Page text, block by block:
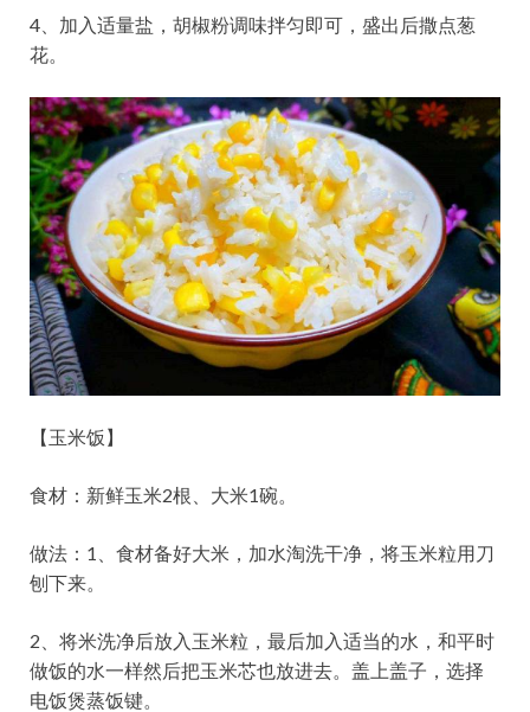
4、加入适量盐，胡椒粉调味拌匀即可，盛出后撒点葱
花。
【玉米饭】
食材：新鲜玉米2根、大米1碗。
做法：1、食材备好大米，加水淘洗干净，将玉米粒用刀
刨下来。
2、将米洗净后放入玉米粒，最后加入适当的水，和平时
做饭的水一样然后把玉米芯也放进去。盖上盖子，选择
电饭煲蒸饭键。